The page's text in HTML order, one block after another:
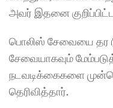
அவர் இதனை
பொலிஸ் சேவையை தர
சேவையாகவும்
நடவடிக்கைகளை
தெரிவித்தார்.